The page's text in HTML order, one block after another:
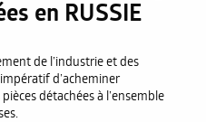
en RUSSIE
de l’industrie et des
d’acheminer
détachées à l’ensemble